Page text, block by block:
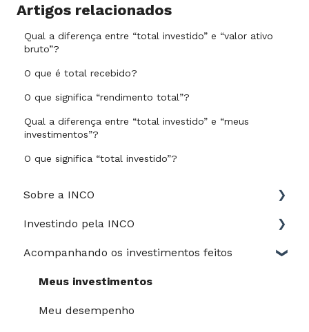
Artigos relacionados
Qual a diferença entre “total investido” e “valor ativo
bruto”?
O que é total recebido?
O que significa “rendimento total”?
Qual a diferença entre “total investido” e “meus
investimentos”?
O que significa “total investido”?
Sobre a INCO
Jurídico
Investindo pela INCO
Perfil de risco
Guia do Investidor
Depósitos e saques
Acompanhando os investimentos feitos
Meus investimentos
Meu desempenho